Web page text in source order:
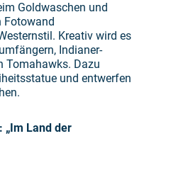
Goldwaschen und
Fotowand
Kreativ wird es
Indianer-
Tomahawks. Dazu
und entwerfen
„Im Land der